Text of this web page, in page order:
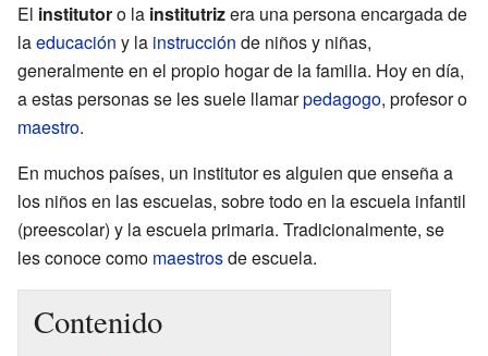
El institutoro la institutrizera una persona encargada de
laeducación y la instrucción de niños y niñas,
generalmente en el propio hogar de la familia. Hoy en día,
a estas personas se les suele llamarpedagogo, profesor o
maestro.
En muchos países, un institutor es alguien que enseña a
los niños en las escuelas, sobre todo en la escuela infantil
(preescolar) y la escuela primaria. Tradicionalmente, se
les conoce como maestrosde escuela.
Contenido